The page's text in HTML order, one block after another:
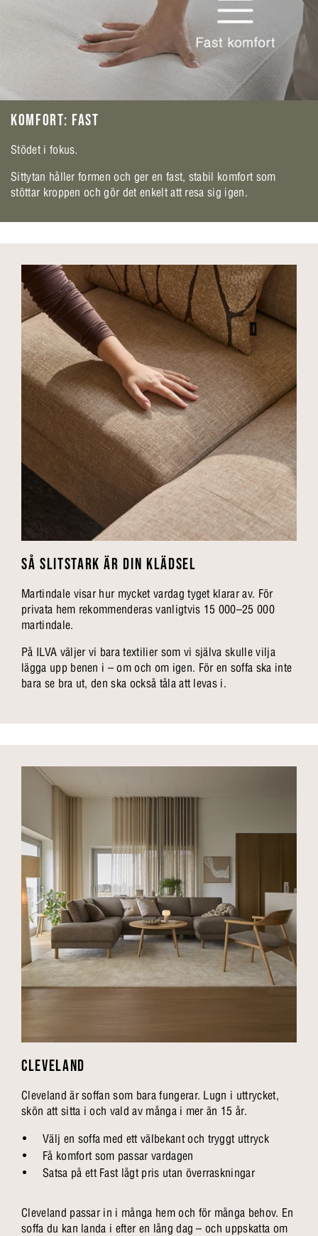
KOMFORT: FAST
Stödet i fokus.
Sittytan håller formen och ger en fast, stabil komfort som
stöttar kroppen och gör det enkelt att resa sig igen.
SÅ SLITSTARK ÄR DIN KLÄDSEL
Martindale visar hur mycket vardag tyget klarar av. För
privata hem rekommenderas vanligtvis 15 000–25 000
martindale.
På ILVA väljer vi bara textilier som vi själva skulle vilja
lägga upp benen i – om och om igen. För en soffa ska inte
bara se bra ut, den ska också tåla att levas i.
CLEVELAND
Cleveland är soffan som bara fungerar. Lugn i uttrycket,
skön att sitta i och vald av många i mer än 15 år.
Välj en soffa med ett välbekant och tryggt uttryck
Få komfort som passar vardagen
Satsa på ett Fast lågt pris utan överraskningar
Cleveland passar in i många hem och för många behov. En
soffa du kan landa i efter en lång dag – och uppskatta om